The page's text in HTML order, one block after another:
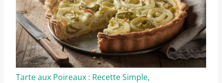
Tarte aux Poireaux : Recette Simple,